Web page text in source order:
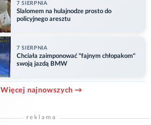
7 SIERPNIA
Slalomem na hulajnodze prosto do
policyjnego aresztu
7 SIERPNIA
Chciała zaimponować "fajnym chłopakom"
swoją jazdą BMW
Więcej najnowszych →
reklama